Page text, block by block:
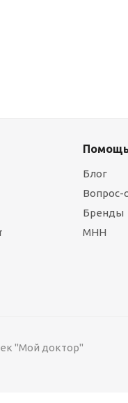
Блог
Вопрос-
Бренды
МНН
"Мой доктор"